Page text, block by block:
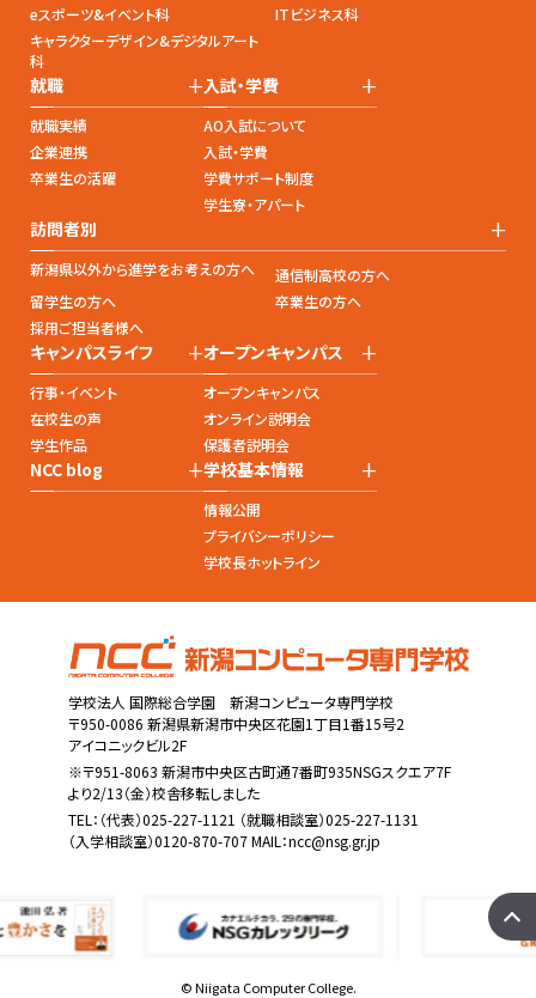
eスポーツ&イベント科
ITビジネス科
キャラクターデザイン&デジタルアート
科
就職 +
就職実績
企業連携
卒業生の活躍
入試・学費 +
AO入試について
入試・学費
学費サポート制度
学生寮・アパート
訪問者別 +
新潟県以外から進学をお考えの方へ
通信制高校の方へ
留学生の方へ
卒業生の方へ
採用ご担当者様へ
キャンパスライフ +
行事・イベント
在校生の声
学生作品
オープンキャンパス +
オープンキャンパス
オンライン説明会
保護者説明会
NCC blog +学校基本情報 +
情報公開
プライバシーポリシー
学校長ホットライン
学校法人 国際総合学園 新潟コンピュータ専門学校
〒950-0086 新潟県新潟市中央区花園1丁目1番15号2
アイコニックビル2F
※〒951-8063 新潟市中央区古町通7番町935NSGスクエア7F
より2/13（金）校舎移転しました
TEL： （代表）025-227-1121 （就職相談室）025-227-1131
（入学相談室）0120-870-707 MAIL：ncc@nsg.gr.jp
© Niigata Computer College.